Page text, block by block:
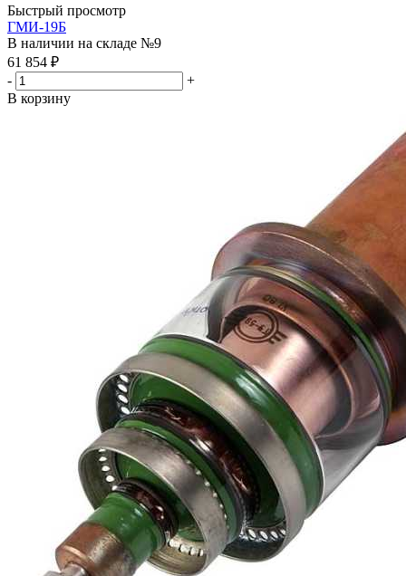
Быстрый просмотр
ГМИ-19Б
В наличии на складе №9
61 854 ₽
-
+
В корзину